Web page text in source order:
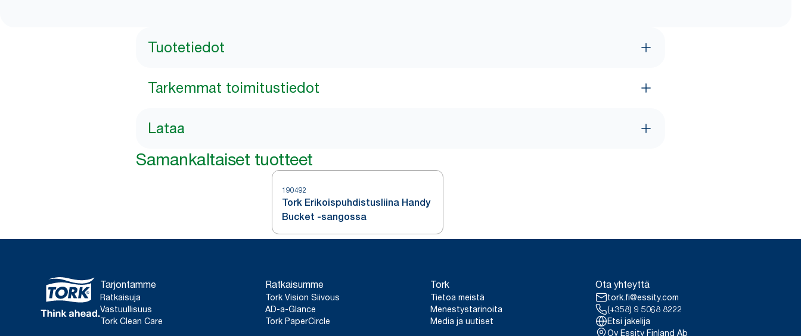
Tuotetiedot
Tarkemmat toimitustiedot
Lataa
Samankaltaiset tuotteet
190492
Tork Erikoispuhdistusliina Handy
Bucket -sangossa
Tarjontamme
Ratkaisuja
Vastuullisuus
Tork Clean Care
Ratkaisumme
Tork Vision Siivous
AD-a-Glance
Tork PaperCircle
Tork
Tietoa meistä
Menestystarinoita
Media ja uutiset
Ota yhteyttä
tork.fi@essity.com
(+358) 9 5068 8222
Etsi jakelija
Oy Essity Finland Ab